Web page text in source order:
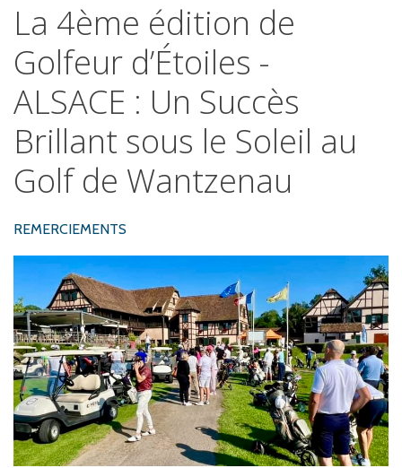
La 4ème édition de
Golfeur d’Étoiles -
ALSACE : Un Succès
Brillant sous le Soleil au
Golf de Wantzenau
REMERCIEMENTS